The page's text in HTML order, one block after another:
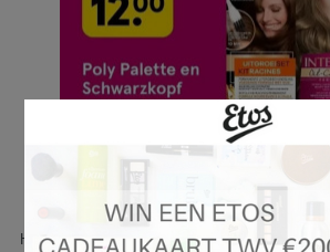
Hier is pagina 27 van 79 pagina's van de Etos